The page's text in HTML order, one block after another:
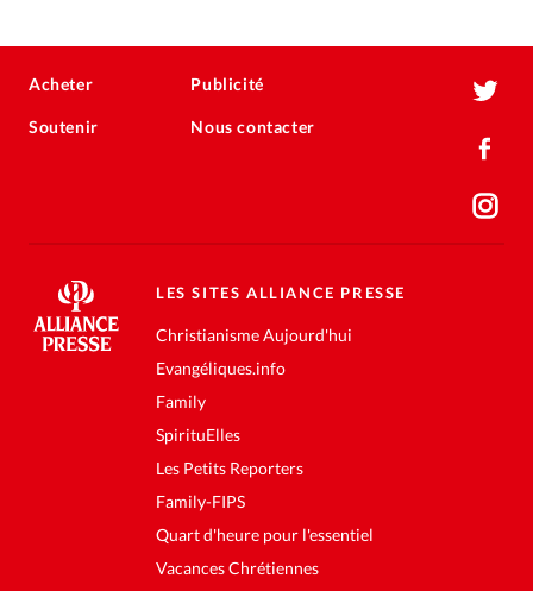
Acheter
Soutenir
Publicité
Nous contacter
LES SITES ALLIANCE PRESSE
Christianisme Aujourd'hui
Evangéliques.info
Family
SpirituElles
Les Petits Reporters
Family-FIPS
Quart d'heure pour l'essentiel
Vacances Chrétiennes